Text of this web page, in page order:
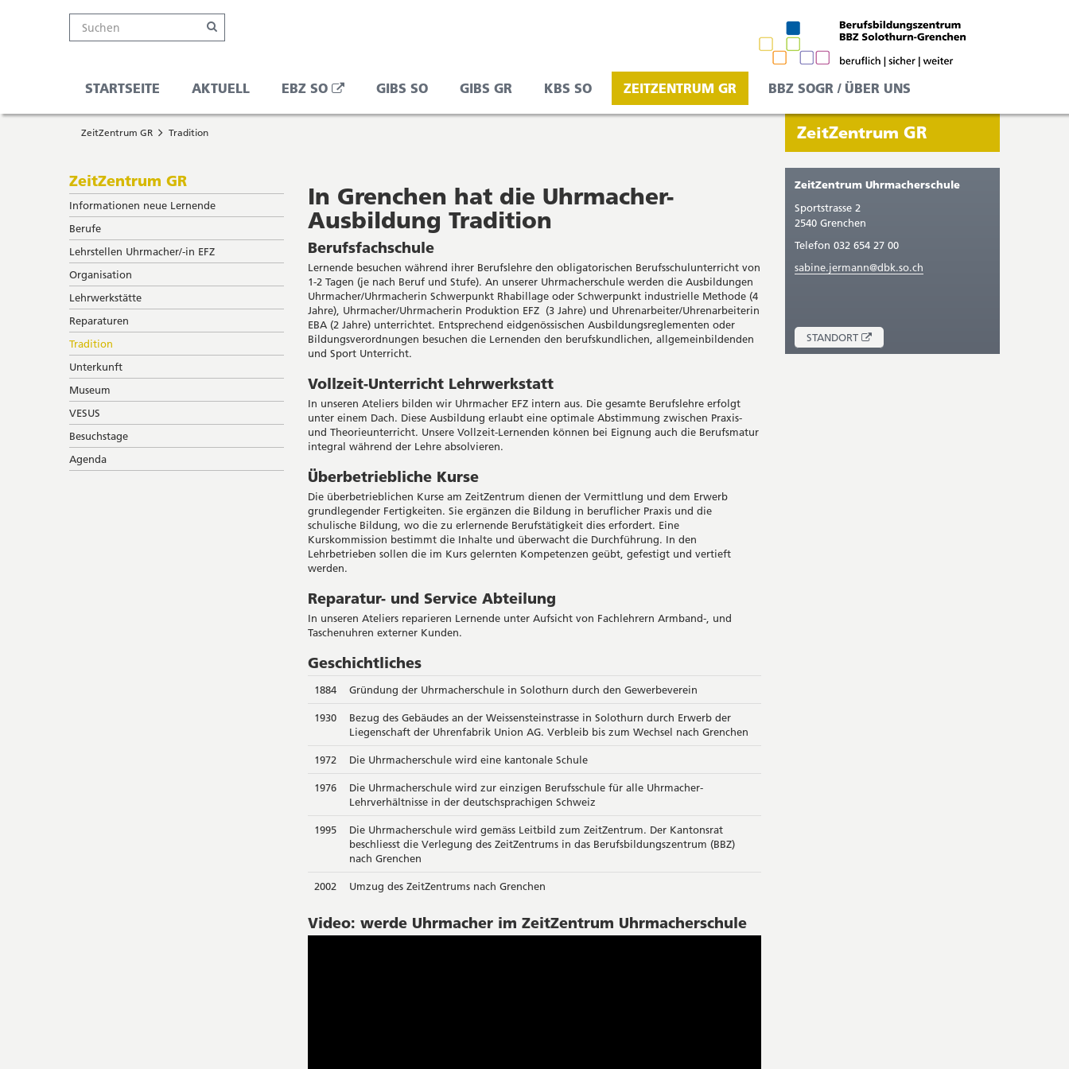
Kanton
Solothurn
Suche
Online-
Schalter
Navigation
Suche
Hauptnavigation
STARTSEITE AKTUELL EBZ SO
ÖFFNET
IN
FENSTER
GIBS SO GIBS GR KBS SO ZEITZENTRUM GR BBZ SOGR / ÜBER UNS
Service-
Navigation
Sie
befinden
ZeitZentrum GR Tradition
Subnavigation
ZeitZentrum GR
Informationen neue Lernende
Berufe
Lehrstellen Uhrmacher/-in EFZ
Organisation
Lehrwerkstätte
Reparaturen
Tradition
Unterkunft
Museum
VESUS
Besuchstage
Agenda
In Grenchen hat die Uhrmacher-
Ausbildung Tradition
Berufsfachschule
Lernende besuchen während ihrer Berufslehre den obligatorischen Berufsschulunterricht von
1-2 Tagen (je nach Beruf und Stufe). An unserer Uhrmacherschule werden die Ausbildungen
Uhrmacher/Uhrmacherin Schwerpunkt Rhabillage oder Schwerpunkt industrielle Methode (4
Jahre), Uhrmacher/Uhrmacherin Produktion EFZ (3 Jahre) und Uhrenarbeiter/Uhrenarbeiterin
EBA (2 Jahre) unterrichtet. Entsprechend eidgenössischen Ausbildungsreglementen oder
Bildungsverordnungen besuchen die Lernenden den berufskundlichen, allgemeinbildenden
und Sport Unterricht.
Vollzeit-Unterricht Lehrwerkstatt
In unseren Ateliers bilden wir Uhrmacher EFZ intern aus. Die gesamte Berufslehre erfolgt
unter einem Dach. Diese Ausbildung erlaubt eine optimale Abstimmung zwischen Praxis-
und Theorieunterricht. Unsere Vollzeit-Lernenden können bei Eignung auch die Berufsmatur
integral während der Lehre absolvieren.
Überbetriebliche Kurse
Die überbetrieblichen Kurse am ZeitZentrum dienen der Vermittlung und dem Erwerb
grundlegender Fertigkeiten. Sie ergänzen die Bildung in beruflicher Praxis und die
schulische Bildung, wo die zu erlernende Berufstätigkeit dies erfordert. Eine
Kurskommission bestimmt die Inhalte und überwacht die Durchführung. In den
Lehrbetrieben sollen die im Kurs gelernten Kompetenzen geübt, gefestigt und vertieft
werden.
Reparatur- und Service Abteilung
In unseren Ateliers reparieren Lernende unter Aufsicht von Fachlehrern Armband-, und
Taschenuhren externer Kunden.
Geschichtliches
1884 Gründung der Uhrmacherschule in Solothurn durch den Gewerbeverein
1930
Bezug des Gebäudes an der Weissensteinstrasse in Solothurn durch Erwerb der
Liegenschaft der Uhrenfabrik Union AG. Verbleib bis zum Wechsel nach Grenchen
1972 Die Uhrmacherschule wird eine kantonale Schule
1976
Die Uhrmacherschule wird zur einzigen Berufsschule für alle Uhrmacher-
Lehrverhältnisse in der deutschsprachigen Schweiz
1995
Die Uhrmacherschule wird gemäss Leitbild zum ZeitZentrum. Der Kantonsrat
beschliesst die Verlegung des ZeitZentrums in das Berufsbildungszentrum (BBZ)
nach Grenchen
2002 Umzug des ZeitZentrums nach Grenchen
Video: werde Uhrmacher im ZeitZentrum Uhrmacherschule
Sie
befinden
sich
in:
ZeitZentrum GR
Seitenleiste
ZeitZentrum Uhrmacherschule
Sportstrasse 2
2540 Grenchen
Telefon 032 654 27 00
sabine.jermann@dbk.so.ch
STANDORT
ÖFFNET
IN